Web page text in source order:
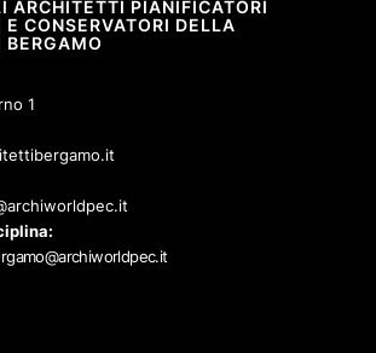
ARCHITETTI PIANIFICATORI
CONSERVATORI DELLA
BERGAMO
1